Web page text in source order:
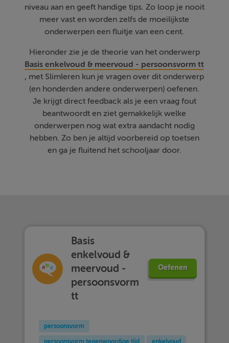
niveau aan en geeft handige tips. Zo loop je nooit
meer vast en worden zelfs de moeilijkste
onderwerpen een fluitje van een cent.
Hieronder zie je de theorie van het onderwerp
Basis enkelvoud & meervoud - persoonsvorm tt
, met Slimleren kun je vragen over dit onderwerp
(en honderden andere onderwerpen) oefenen.
Je krijgt direct feedback als je een vraag fout
beantwoordt en ziet gemakkelijk welke
onderwerpen nog wat extra aandacht nodig
hebben. Zo ben je altijd voorbereid op toetsen
en ga je fluitend het schooljaar door.
Basis
enkelvoud &
meervoud -
persoonsvorm
tt
Oefenen
persoonsvorm
persoonsvorm tegenwoordige tijd enkelvoud